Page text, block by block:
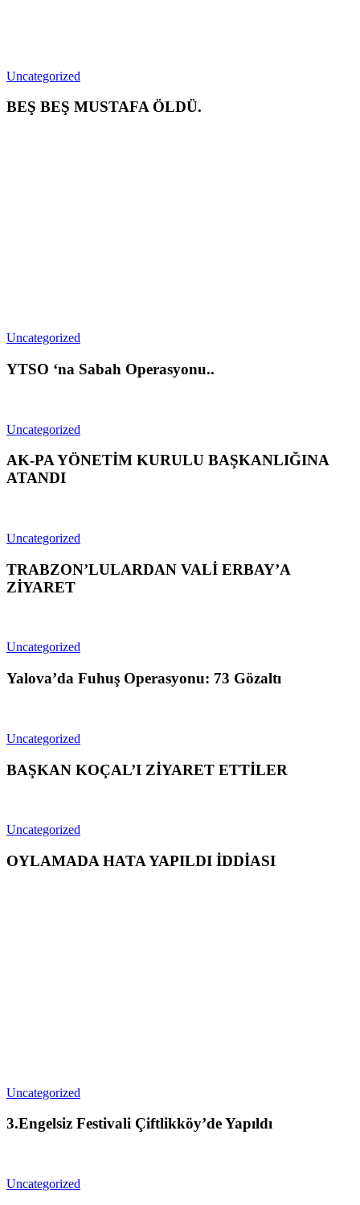
Uncategorized
BEŞ BEŞ MUSTAFA ÖLDÜ.
Uncategorized
YTSO ‘na Sabah Operasyonu..
Uncategorized
AK-PA YÖNETİM KURULU BAŞKANLIĞINA
ATANDI
Uncategorized
TRABZON’LULARDAN VALİ ERBAY’A
ZİYARET
Uncategorized
Yalova’da Fuhuş Operasyonu: 73 Gözaltı
Uncategorized
BAŞKAN KOÇAL’I ZİYARET ETTİLER
Uncategorized
OYLAMADA HATA YAPILDI İDDİASI
Uncategorized
3.Engelsiz Festivali Çiftlikköy’de Yapıldı
Uncategorized